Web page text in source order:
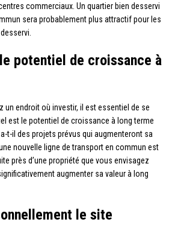
commerciaux. Un quartier bien desservi
sera probablement plus attractif pour les
potentiel de croissance à
un endroit où investir, il est essentiel de se
est le potentiel de croissance à long terme
t-il des projets prévus qui augmenteront sa
nouvelle ligne de transport en commun est
près d’une propriété que vous envisagez
augmenter sa valeur à long
le site